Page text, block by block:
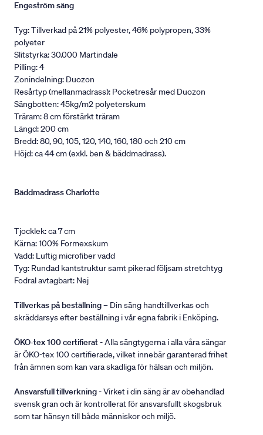
Engeström säng
Tyg: Tillverkad på 21% polyester, 46% polypropen, 33%
polyeter
Slitstyrka: 30.000 Martindale
Pilling: 4
Zonindelning: Duozon
Resårtyp (mellanmadrass): Pocketresår med Duozon
Sängbotten: 45kg/m2 polyeterskum
Träram: 8 cm förstärkt träram
Längd: 200 cm
Bredd: 80, 90, 105, 120, 140, 160, 180 och 210 cm
Höjd: ca 44 cm (exkl. ben & bäddmadrass).
Bäddmadrass Charlotte
Tjocklek: ca 7 cm
Kärna: 100% Formexskum
Vadd: Luftig microfiber vadd
Tyg: Rundad kantstruktur samt pikerad följsam stretchtyg
Fodral avtagbart: Nej
Tillverkas på beställning– Din säng handtillverkas och
skräddarsys efter beställning i vår egna fabrik i Enköping.
ÖKO-tex 100 certifierat- Alla sängtygerna i alla våra sängar
är ÖKO-tex 100 certifierade, vilket innebär garanterad frihet
från ämnen som kan vara skadliga för hälsan och miljön.
Ansvarsfull tillverkning- Virket i din säng är av obehandlad
svensk gran och är kontrollerat för ansvarsfullt skogsbruk
som tar hänsyn till både människor och miljö.